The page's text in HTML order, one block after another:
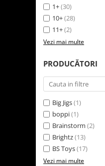
LEGO Creator Expert
LEGO Architecture
1+(30)
10+(28)
11+(2)
Vezi mai multe
PRODUCĂTORI
Big Jigs(1)
boppi(1)
Brainstorm (2)
Brightz(13)
BS Toys(17)
Vezi mai multe